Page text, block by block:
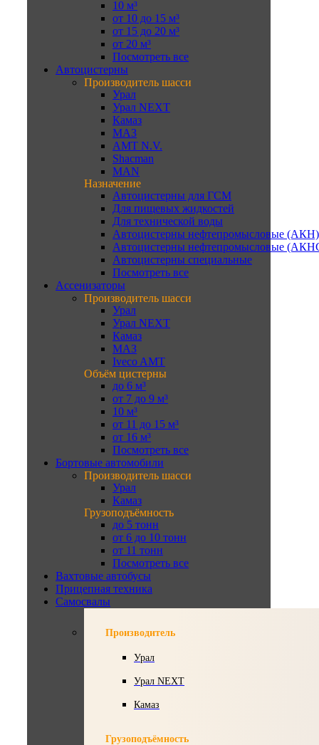
10 м³
от 10 до 15 м³
от 15 до 20 м³
от 20 м³
Посмотреть все
Автоцистерны
Производитель шасси
Урал
Урал NEXT
Камаз
МАЗ
AMT N.V.
Shacman
MAN
Назначение
Автоцистерны для ГСМ
Для пищевых жидкостей
Для технической воды
Автоцистерны нефтепромысловые (АКН)
Автоцистерны нефтепромысловые
Автоцистерны специальные
Посмотреть все
Ассенизаторы
Производитель шасси
Урал
Урал NEXT
Камаз
МАЗ
Iveco AMT
Объём цистерны
до 6 м³
от 7 до 9 м³
10 м³
от 11 до 15 м³
от 16 м³
Посмотреть все
Бортовые автомобили
Производитель шасси
Урал
Камаз
Грузоподъёмность
до 5 тонн
от 6 до 10 тонн
от 11 тонн
Посмотреть все
Вахтовые автобусы
Прицепная техника
Самосвалы
Производитель
Урал
Урал NEXT
Камаз
Грузоподъёмность